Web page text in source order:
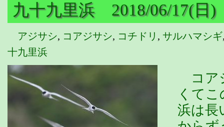
九十九里浜 2018/06/17(日)
アジサシ, コアジサシ, コチドリ , サルハマシギ
十九里浜
コア
くて
浜は長